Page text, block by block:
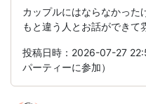
カップルにはならなかっ
もと違う人とお話ができて
投稿日時：2026-07-27
パーティーに参加）